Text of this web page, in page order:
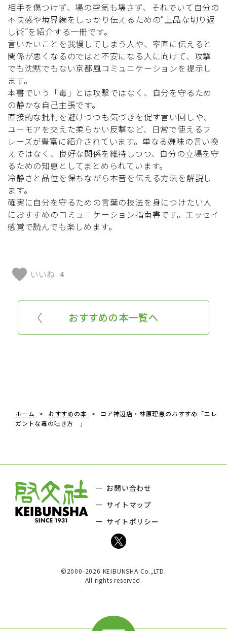
相手を傷つけず、場の空気も壊さず、それでいて自分の
不快感や境界線をしっかり伝えるための“上品な切り返
し術”を紹介する一冊です。
言いたいことを我慢してしまう人や、率直に伝えると
関係が悪くなるのではと不安になる人に向けて、攻撃
でも沈黙でもない京都風コミュニケーションを提示し
ます。
本書でいう「毒」とは攻撃ではなく、自分を守るため
の静かな自己主張です。
直接的な批判を避けつつも気づきを促す言い回しや、
ユーモアを交えた柔らかい反撃など、日常で使えるフ
レーズが豊富に紹介されています。単なる嫌味の言い換
えではなく、良好な関係を維持しつつ、自分の立場を守
るための知恵としてまとめられています。
冷静さと品位を保ちながら本音を伝える方法を解説し
ます。
確実に自分を守るための言葉の技法を身につけたい人
におすすめのコミュニケーション指南書です。エッセイ
感覚で読んでも楽しめます。
favorite いいね 4
おすすめの本一覧へ
ホーム おすすめの本
コア神辺店・林原理恵のおすすめ「エレ
ガントな毒の吐き方 」
お問い合わせ
サイトマップ
サイトポリシー
©2000-2026 KEIBUNSHA Co.,LTD.
All rights reserved.